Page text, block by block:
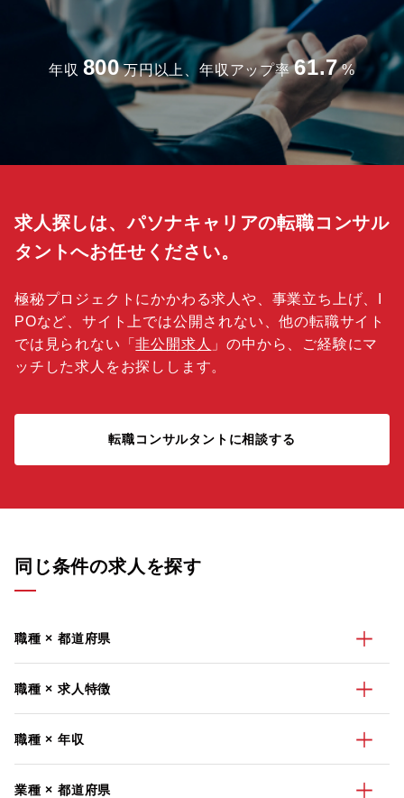
年収 800 万円以上、年収アップ率 61.7 %
求人探しは、パソナキャリアの転職コンサル
タントへお任せください。
極秘プロジェクトにかかわる求人や、事業立ち上げ、I
POなど、サイト上では公開されない、他の転職サイト
では見られない「非公開求人 」の中から、ご経験にマ
ッチした求人をお探しします。
転職コンサルタントに相談する
同じ条件の求人を探す
職種 × 都道府県
職種 × 求人特徴
職種 × 年収
業種 × 都道府県